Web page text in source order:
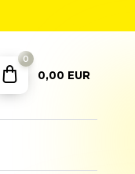
0
0,00 EUR